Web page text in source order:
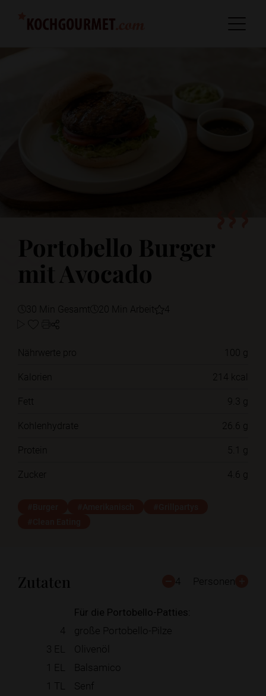
Portobello Burger
mit Avocado
30 Min Gesamt 20 Min Arbeit 4
Nährwerte pro
100 g
Kalorien
214 kcal
Fett
9.3 g
Kohlenhydrate
26.6 g
Protein
5.1 g
Zucker
4.6 g
Zutaten 4 Personen
Für die Portobello-Patties:
4
große Portobello-Pilze
3 EL
Olivenöl
1 EL
Balsamico
1 TL
Senf